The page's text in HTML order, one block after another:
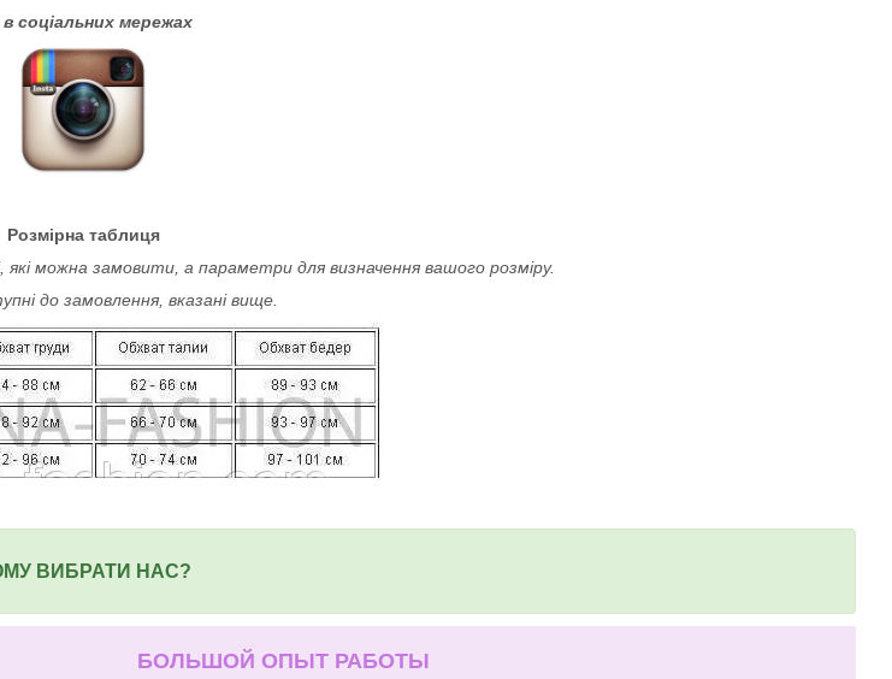
соціальних мережах
Розмірна таблиця
можна замовити, а параметри для визначення вашого розміру.
до замовлення, вказані вище.
ВИБРАТИ НАС?
БОЛЬШОЙ ОПЫТ РАБОТЫ